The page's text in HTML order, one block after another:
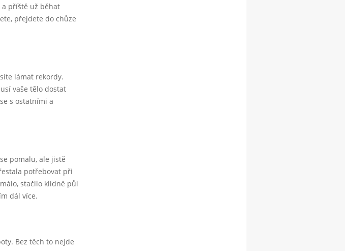
příště už běhat
přejdete do chůze
lámat rekordy.
vaše tělo dostat
s ostatními a
pomalu, ale jistě
potřebovat při
stačilo klidně půl
dál více.
Bez těch to nejde